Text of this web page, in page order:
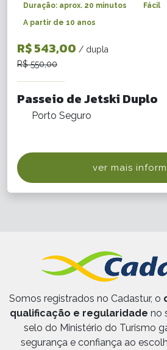
Duração: aprox. 20 minutos
Fácil
A partir de 10 anos
R$ 543,00 / dupla
R$ 550,00
Passeio de Jetski Duplo
Porto Seguro
ver mais
Somos registrados no Cadastur, o
qualificação e regularidade no
selo do Ministério do Turismo
segurança e confiança ao